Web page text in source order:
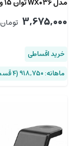
مدل WX036 توان 15 وات
3,675,000 تومان
خرید اقساطی
ماهانه: 918,750 (۴ قسط)